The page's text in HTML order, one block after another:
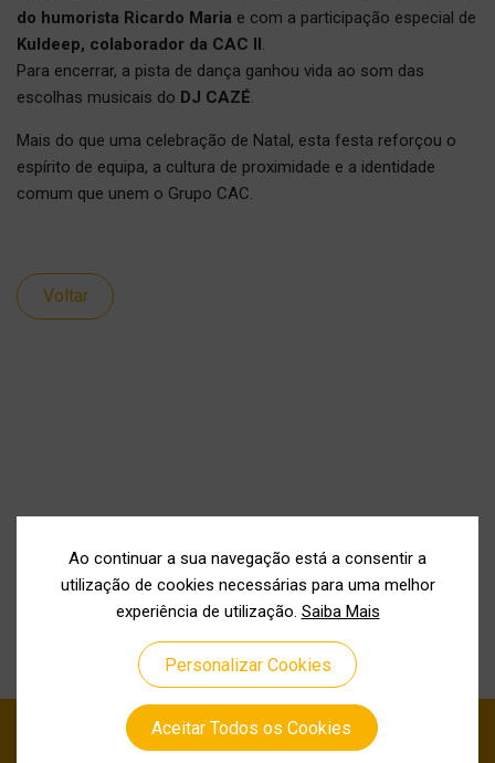
do humorista Ricardo Maria e com a participação especial de
Kuldeep, colaborador da CAC II
Para encerrar, a pista de dança ganhou vida ao som das
escolhas musicais do DJ CAZÉ
Mais do que uma celebração de Natal, esta festa reforçou o
espírito de equipa, a cultura de proximidade e a identidade
comum que unem o Grupo CAC.
Voltar
Política de Privacidade
Ao continuar a sua navegação está a consentir a
utilização de cookies necessárias para uma melhor
experiência de utilização. Saiba Mais
Personalizar Cookies
Aceitar Todos os Cookies